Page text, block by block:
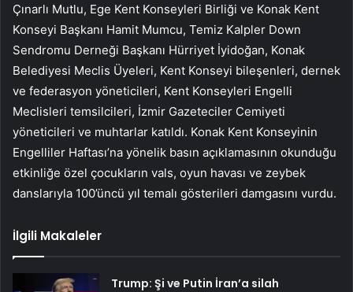
Çınarlı Mutlu, Ege Kent Konseyleri Birliği ve Konak Kent
Konseyi Başkanı Hamit Mumcu, Temiz Kalpler Down
Sendromu Derneği Başkanı Hürriyet İyidoğan, Konak
Belediyesi Meclis Üyeleri, Kent Konseyi bileşenleri, dernek
ve federasyon yöneticileri, Kent Konseyleri Engelli
Meclisleri temsilcileri, İzmir Gazeteciler Cemiyeti
yöneticileri ve muhtarlar katıldı. Konak Kent Konseyinin
Engelliler Haftası’na yönelik basın açıklamasının okunduğu
etkinliğe özel çocukların vals, oyun havası ve zeybek
danslarıyla 100’üncü yıl temalı gösterileri damgasını vurdu.
İlgili Makaleler
Trump: Şi ve Putin İran’a silah